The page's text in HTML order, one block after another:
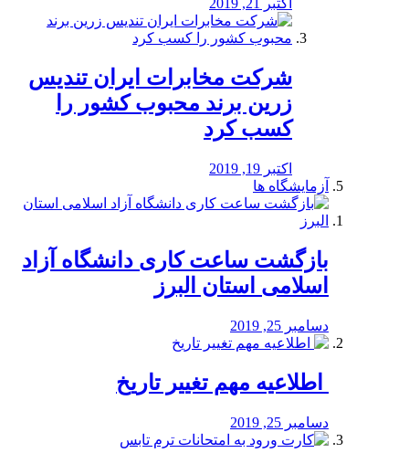
اکتبر 21, 2019
شرکت مخابرات ایران تندیس
زرین برند محبوب کشور را
کسب کرد
اکتبر 19, 2019
آزمایشگاه ها
بازگشت ساعت کاری دانشگاه آزاد
اسلامی استان البرز
دسامبر 25, 2019
️ اطلاعیه مهم تغییر تاریخ
دسامبر 25, 2019